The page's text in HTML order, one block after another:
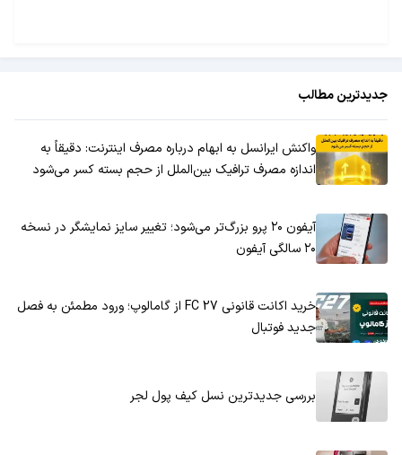
جدیدترین مطالب
واکنش ایرانسل به ابهام درباره مصرف اینترنت: دقیقاً به
اندازه مصرف ترافیک بین‌الملل از حجم بسته کسر می‌شود
آیفون ۲۰ پرو بزرگ‌تر می‌شود؛ تغییر سایز نمایشگر در نسخه
۲۰ سالگی آیفون
خرید اکانت قانونی FC 27 از گامالوپ؛ ورود مطمئن به فصل
جدید فوتبال
بررسی جدیدترین نسل کیف پول لجر